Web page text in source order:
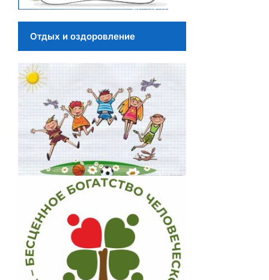
Отдых и оздоровление